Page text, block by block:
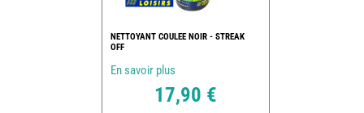
NETTOYANT COULEE NOIR - STREAK
OFF
En savoir plus
17,90 €